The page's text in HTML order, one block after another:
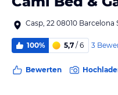
Casp, 22 08010 Barcelona
100% 5,7 / 6 3
Bewerten